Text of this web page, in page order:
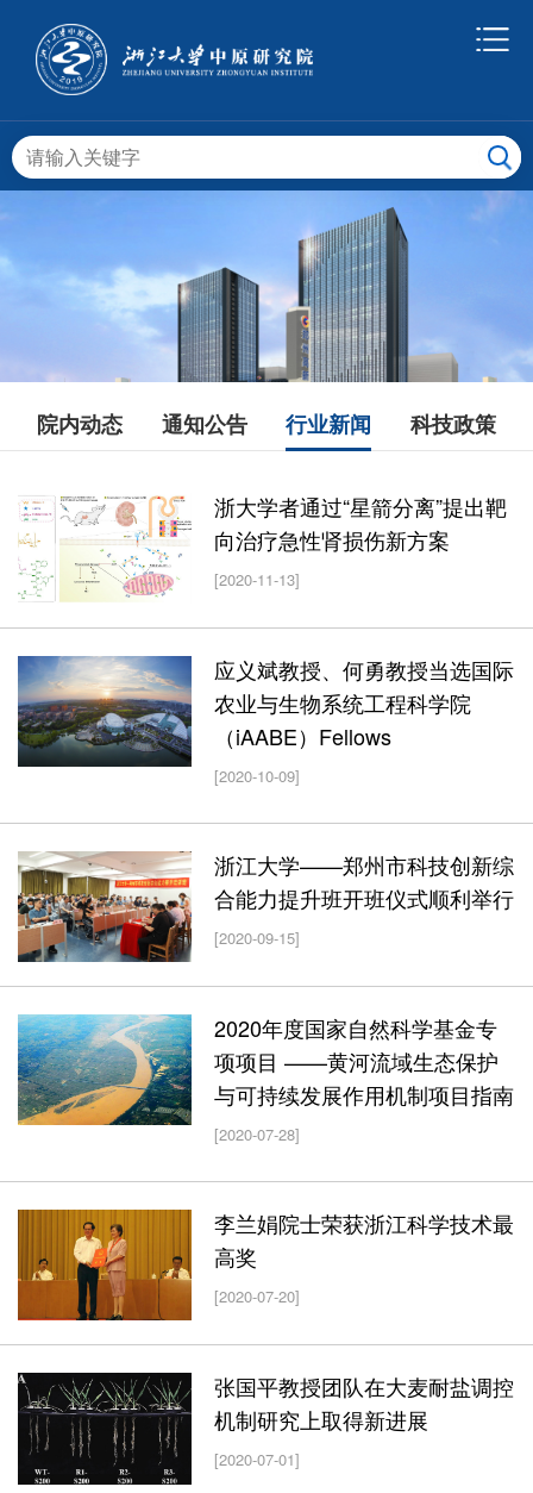
院内动态 通知公告 行业新闻 科技政策
浙大学者通过“星箭分离”提出靶
向治疗急性肾损伤新方案
[2020-11-13]
应义斌教授、何勇教授当选国际
农业与生物系统工程科学院
（iAABE）Fellows
[2020-10-09]
浙江大学——郑州市科技创新综
合能力提升班开班仪式顺利举行
[2020-09-15]
2020年度国家自然科学基金专
项项目 ——黄河流域生态保护
与可持续发展作用机制项目指南
[2020-07-28]
李兰娟院士荣获浙江科学技术最
高奖
[2020-07-20]
张国平教授团队在大麦耐盐调控
机制研究上取得新进展
[2020-07-01]